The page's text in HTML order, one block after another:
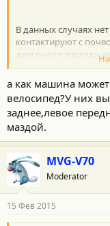
В данных случаях
контактируют с
диагонали изредка
Не зря ребята
а как машина может
велосипед?У них
заднее,левое
маздой.
MVG-V70
Moderator
15 Фев 2015